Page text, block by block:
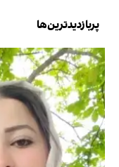
پربازدیدترین‌ها